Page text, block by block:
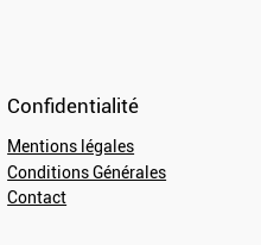
Confidentialité
Mentions légales
Conditions Générales
Contact